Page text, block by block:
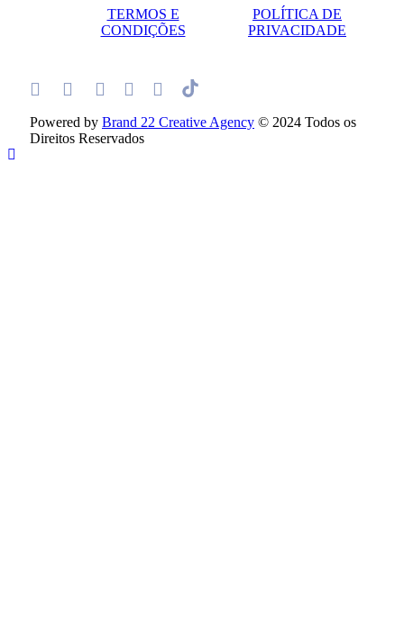
TERMOS E
CONDIÇÕES
POLÍTICA DE
PRIVACIDADE
Powered by Brand 22 Creative Agency © 2024 Todos os
Direitos Reservados